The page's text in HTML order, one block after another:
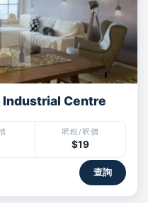
Industrial Centre
呎租/呎價
$19
查詢